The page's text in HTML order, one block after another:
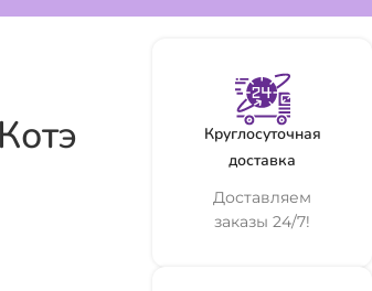
Круглосуточная
доставка
Доставляем
заказы 24/7!